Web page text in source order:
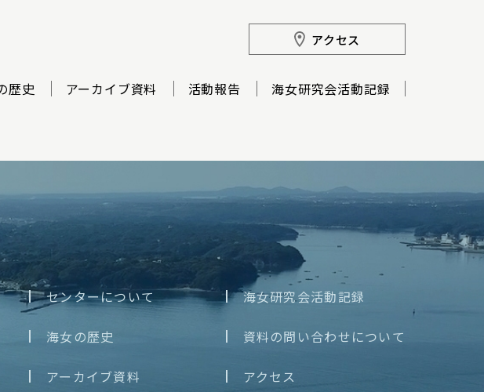
アクセス
歴史 アーカイブ資料 活動報告 海女研究会活動記録
センターについて
海女の歴史
アーカイブ資料
海女研究会活動記録
資料の問い合わせについて
アクセス